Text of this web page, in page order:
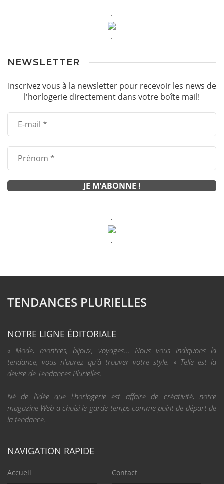
.
.
NEWSLETTER
Inscrivez vous à la newsletter pour recevoir les news de
l'horlogerie directement dans votre boîte mail!
.
.
TENDANCES PLURIELLES
NOTRE LIGNE ÉDITORIALE
« Mode, montres, bijoux, voyages... Nous vous indiquons la
tendance, vous n'aurez qu'à trouver votre style. » Telle est la
devise de Tendances Plurielles.
Né de l'idée que l'horlogerie est affaire de créativité, notre
magazine Web a choisi le garde-temps comme point de départ de
la tendance.
NAVIGATION RAPIDE
Accueil Contact